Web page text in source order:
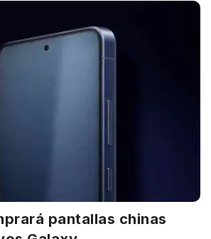
pantallas chinas